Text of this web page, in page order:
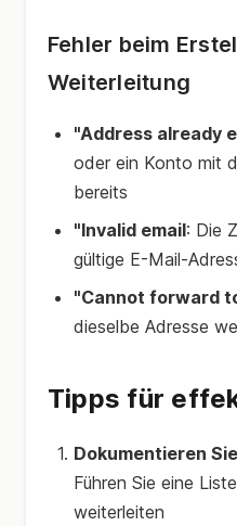
Fehler beim
Weiterleitung
"Address already
oder ein Konto mit
bereits
"Invalid email: Die
gültige E-Mail-
"Cannot forward
dieselbe Adresse
Tipps für
Dokumentieren
Führen Sie eine
weiterleiten